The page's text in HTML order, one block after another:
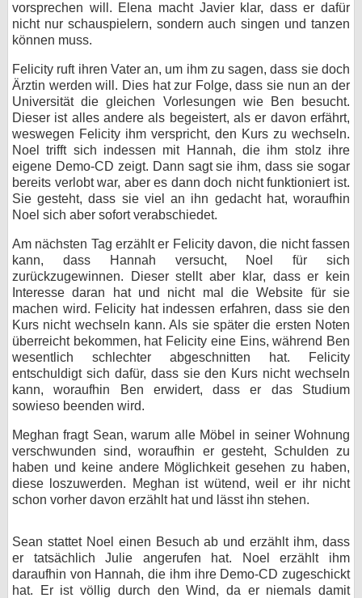
vorsprechen will. Elena macht Javier klar, dass er dafür
nicht nur schauspielern, sondern auch singen und tanzen
können muss.
Felicity ruft ihren Vater an, um ihm zu sagen, dass sie doch
Ärztin werden will. Dies hat zur Folge, dass sie nun an der
Universität die gleichen Vorlesungen wie Ben besucht.
Dieser ist alles andere als begeistert, als er davon erfährt,
weswegen Felicity ihm verspricht, den Kurs zu wechseln.
Noel trifft sich indessen mit Hannah, die ihm stolz ihre
eigene Demo-CD zeigt. Dann sagt sie ihm, dass sie sogar
bereits verlobt war, aber es dann doch nicht funktioniert ist.
Sie gesteht, dass sie viel an ihn gedacht hat, woraufhin
Noel sich aber sofort verabschiedet.
Am nächsten Tag erzählt er Felicity davon, die nicht fassen
kann, dass Hannah versucht, Noel für sich
zurückzugewinnen. Dieser stellt aber klar, dass er kein
Interesse daran hat und nicht mal die Website für sie
machen wird. Felicity hat indessen erfahren, dass sie den
Kurs nicht wechseln kann. Als sie später die ersten Noten
überreicht bekommen, hat Felicity eine Eins, während Ben
wesentlich schlechter abgeschnitten hat. Felicity
entschuldigt sich dafür, dass sie den Kurs nicht wechseln
kann, woraufhin Ben erwidert, dass er das Studium
sowieso beenden wird.
Meghan fragt Sean, warum alle Möbel in seiner Wohnung
verschwunden sind, woraufhin er gesteht, Schulden zu
haben und keine andere Möglichkeit gesehen zu haben,
diese loszuwerden. Meghan ist wütend, weil er ihr nicht
schon vorher davon erzählt hat und lässt ihn stehen.
Sean stattet Noel einen Besuch ab und erzählt ihm, dass
er tatsächlich Julie angerufen hat. Noel erzählt ihm
daraufhin von Hannah, die ihm ihre Demo-CD zugeschickt
hat. Er ist völlig durch den Wind, da er niemals damit